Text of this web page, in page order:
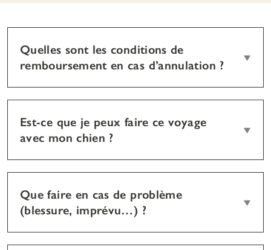
Quelles sont les conditions de
remboursement en cas d’annulation ?
Est-ce que je peux faire ce voyage
avec mon chien ?
Que faire en cas de problème
(blessure, imprévu…) ?